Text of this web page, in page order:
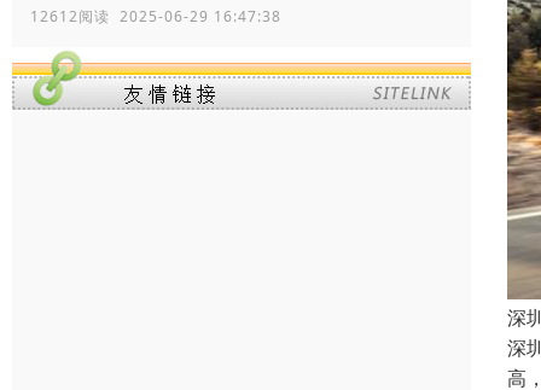
12612阅读 2025-06-29 16:47:38
深
深
高